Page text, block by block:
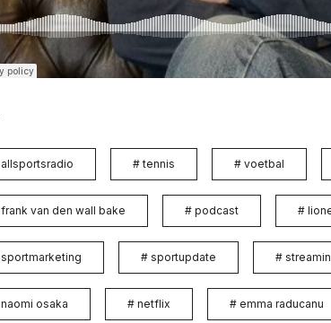
allsportsradio #tennis # voetbal
frank van den wall bake # podcast #
sportmarketing # sportupdate #
naomi osaka # netflix # emma raducanu